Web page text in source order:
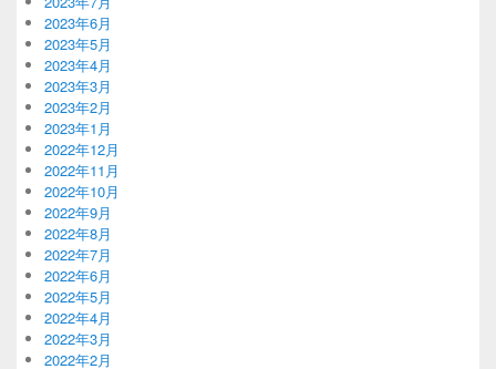
2023年6月
2023年5月
2023年4月
2023年3月
2023年2月
2023年1月
2022年12月
2022年11月
2022年10月
2022年9月
2022年8月
2022年7月
2022年6月
2022年5月
2022年4月
2022年3月
2022年2月